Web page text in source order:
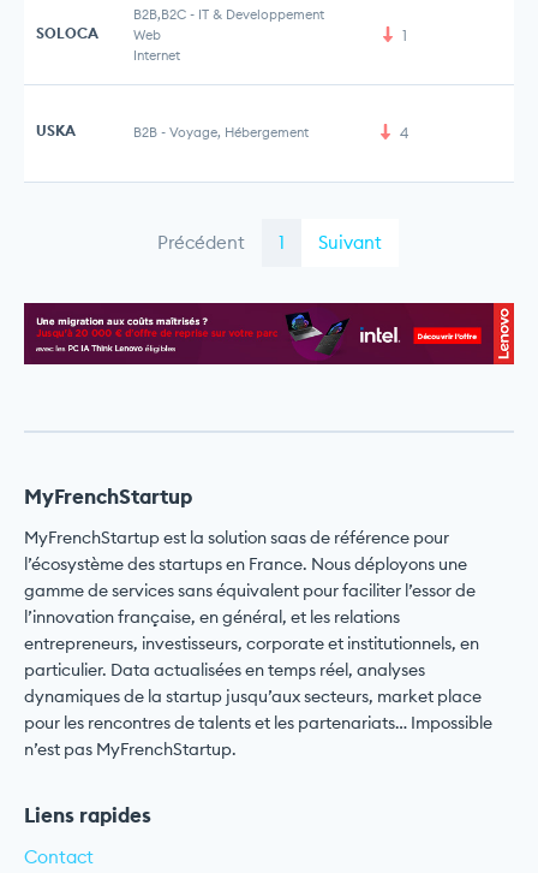
SOLOCA
B2B,B2C - IT & Developpement
Web
Internet
1
USKA B2B - Voyage, Hébergement 4
Précédent 1 Suivant
MyFrenchStartup
MyFrenchStartup est la solution saas de référence pour
l’écosystème des startups en France. Nous déployons une
gamme de services sans équivalent pour faciliter l’essor de
l’innovation française, en général, et les relations
entrepreneurs, investisseurs, corporate et institutionnels, en
particulier. Data actualisées en temps réel, analyses
dynamiques de la startup jusqu’aux secteurs, market place
pour les rencontres de talents et les partenariats… Impossible
n’est pas MyFrenchStartup.
Liens rapides
Contact